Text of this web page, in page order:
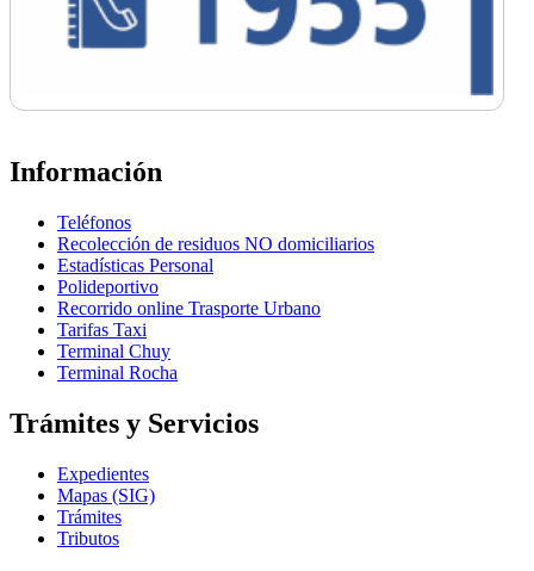
Información
Teléfonos
Recolección de residuos NO domiciliarios
Estadísticas Personal
Polideportivo
Recorrido online Trasporte Urbano
Tarifas Taxi
Terminal Chuy
Terminal Rocha
Trámites y Servicios
Expedientes
Mapas (SIG)
Trámites
Tributos